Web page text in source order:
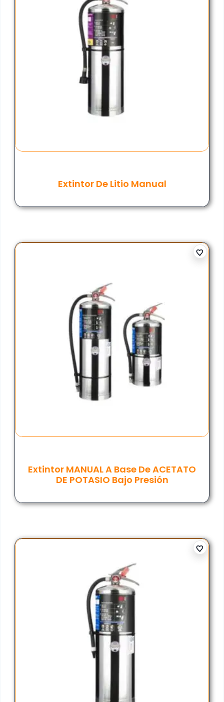
Extintor De Litio Manual
Extintor MANUAL A Base De ACETATO
DE POTASIO Bajo Presión